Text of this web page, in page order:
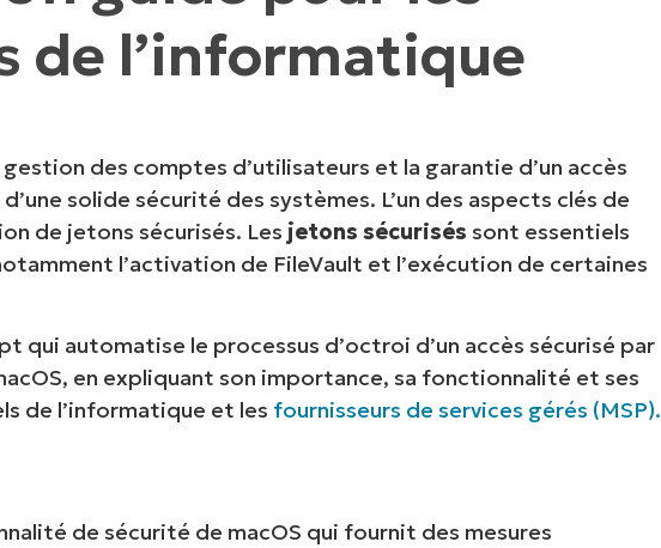
COMMERCIALE
VIDÉO DE DÉMONSTRATION
PLATEFORME
ÉQUIPE COMMERCIALE
VIDÉO DE
ÉQUIPE COMMERCIALE
VIDÉO DE
de l’informatique
des comptes d’utilisateurs et la garantie d’un accès
solide sécurité des systèmes. L’un des aspects clés de
de jetons sécurisés. Les jetons sécurisés sont essentiels
l’activation de FileVault et l’exécution de certaines
qui automatise le processus d’octroi d’un accès sécurisé par
en expliquant son importance, sa fonctionnalité et ses
de l’informatique et les fournisseurs de services gérés (MSP).
de sécurité de macOS qui fournit des mesures